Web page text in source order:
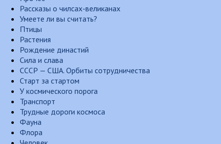
Рассказы о чилсах-великанах
Умеете ли вы считать?
Птицы
Растения
Рождение династий
Сила и слава
СССР — США. Орбиты сотрудничества
Старт за стартом
У космического порога
Транспорт
Трудные дороги космоса
Фауна
Флора